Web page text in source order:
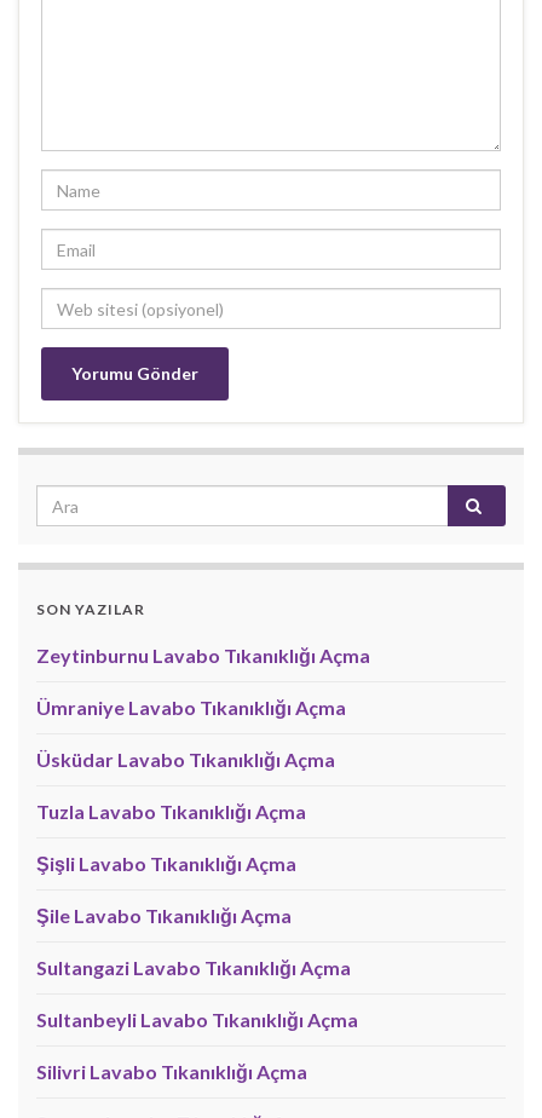
SON YAZILAR
Zeytinburnu Lavabo Tıkanıklığı Açma
Ümraniye Lavabo Tıkanıklığı Açma
Üsküdar Lavabo Tıkanıklığı Açma
Tuzla Lavabo Tıkanıklığı Açma
Şişli Lavabo Tıkanıklığı Açma
Şile Lavabo Tıkanıklığı Açma
Sultangazi Lavabo Tıkanıklığı Açma
Sultanbeyli Lavabo Tıkanıklığı Açma
Silivri Lavabo Tıkanıklığı Açma